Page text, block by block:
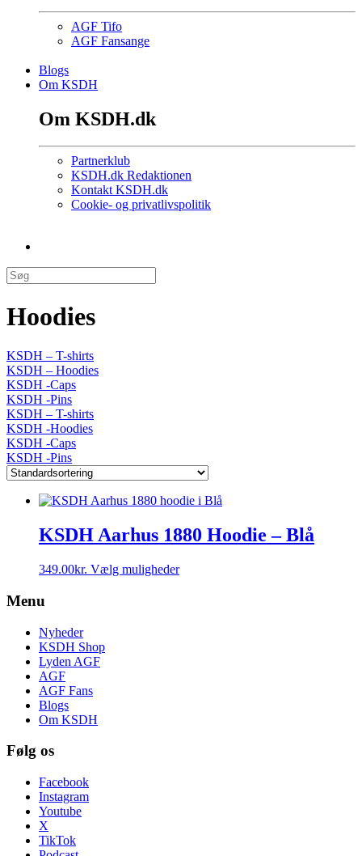
AGF Tifo
AGF Fansange
Blogs
Om KSDH
Om KSDH.dk
Partnerklub
KSDH.dk Redaktionen
Kontakt KSDH.dk
Cookie- og privatlivspolitik
Hoodies
KSDH – T-shirts
KSDH – Hoodies
KSDH -Caps
KSDH -Pins
KSDH – T-shirts
KSDH -Hoodies
KSDH -Caps
KSDH -Pins
KSDH Aarhus 1880 Hoodie – Blå
349.00kr. Vælg mulighederDette
Menu
Nyheder
KSDH Shop
Lyden AGF
AGF
AGF Fans
Blogs
Om KSDH
Følg os
Facebook
Instagram
Youtube
X
TikTok